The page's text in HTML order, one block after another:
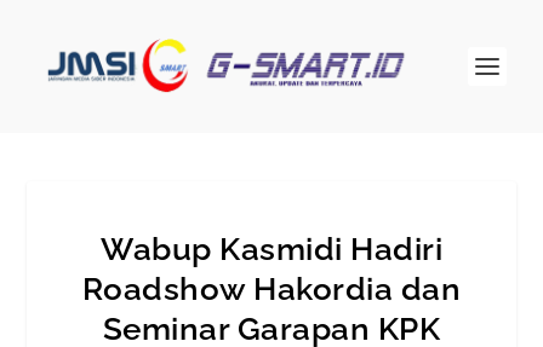
Wabup Kasmidi Hadiri
Roadshow Hakordia dan
Seminar Garapan KPK